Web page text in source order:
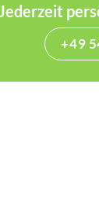
Jederzeit
+49